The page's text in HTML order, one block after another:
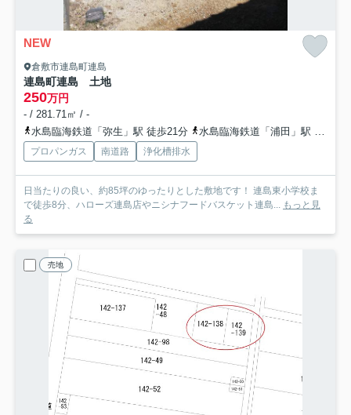
NEW
倉敷市連島町連島
連島町連島 土地
250万円
- / 281.71㎡ / -
水島臨海鉄道「弥生」駅 徒歩21分
水島臨海鉄道「浦田」駅 徒歩25分
プロパンガス 南道路 浄化槽排水
日当たりの良い、約85坪のゆったりとした敷地です！ 連島東小学校ま
で徒歩8分、ハローズ連島店やニシナフードバスケット連島... もっと見
る
売地